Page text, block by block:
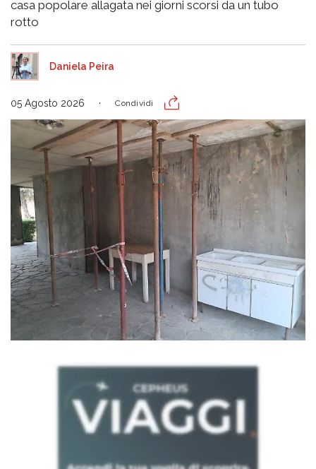
casa popolare allagata nei giorni scorsi da un tubo
rotto
Daniela Peira
05 Agosto 2026 Condividi